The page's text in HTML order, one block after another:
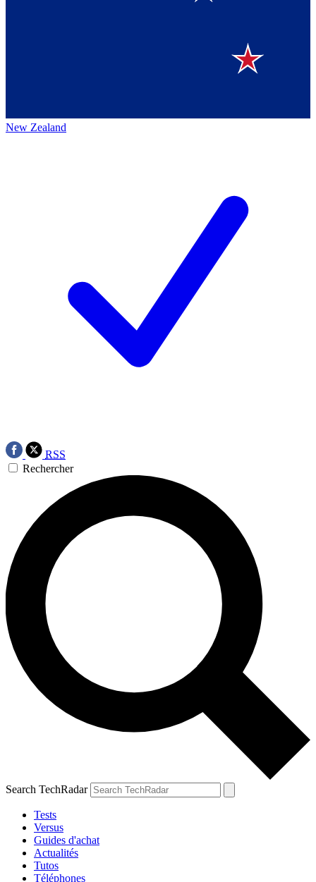
New Zealand
RSS
Rechercher
Search TechRadar
Tests
Versus
Guides d'achat
Actualités
Tutos
Téléphones